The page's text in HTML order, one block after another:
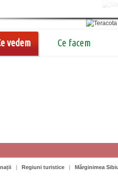
vedem Ce facem
| Regiuni turistice | Mărginimea